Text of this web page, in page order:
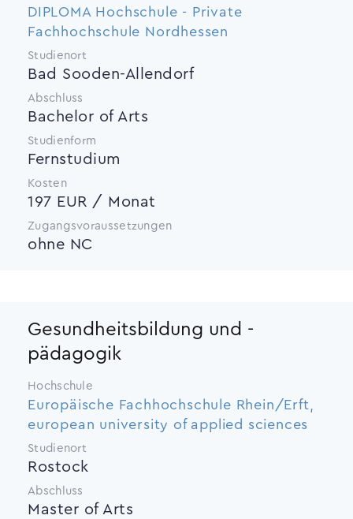
DIPLOMA Hochschule - Private
Fachhochschule Nordhessen
Studienort
Bad Sooden-Allendorf
Abschluss
Bachelor of Arts
Studienform
Fernstudium
Kosten
197 EUR / Monat
Zugangsvoraussetzungen
ohne NC
Gesundheitsbildung und -
pädagogik
Hochschule
Europäische Fachhochschule Rhein/Erft,
european university of applied sciences
Studienort
Rostock
Abschluss
Master of Arts